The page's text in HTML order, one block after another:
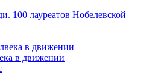
100 лауреатов Нобелевской
в движении